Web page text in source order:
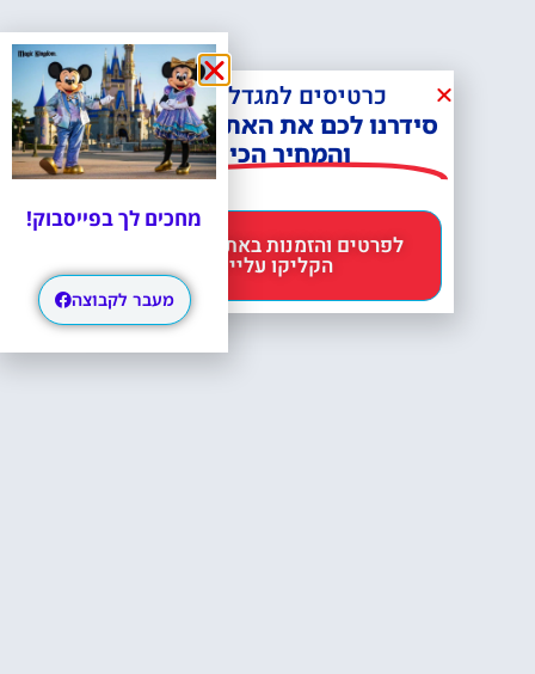
כרטיסים למגדל אייפל?
סידרנו לכם את האתר הכי אמין -
והמחיר הכי זול!
הקליקו עליי 😊
מחכים לך בפייסבוק!
מעבר לקבוצה